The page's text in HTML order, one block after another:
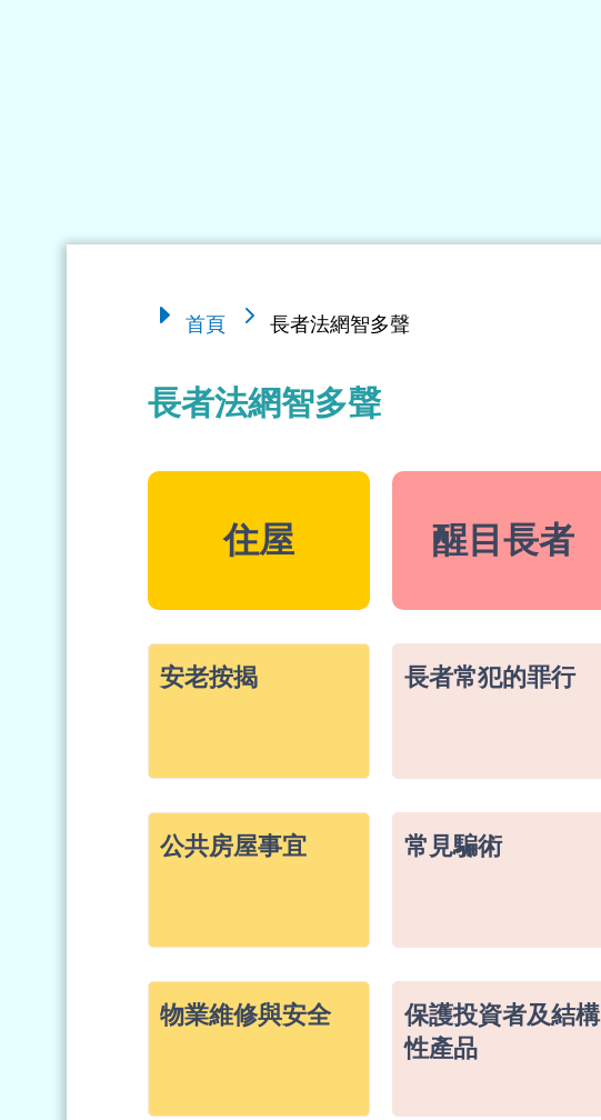
E 首頁 5 長者法網智多聲
長者法網智多聲
住屋
安老按揭
公共房屋事宜
物業維修與安全
醒目長者
長者常犯的罪行
常見騙術
保護投資者及結構
性產品